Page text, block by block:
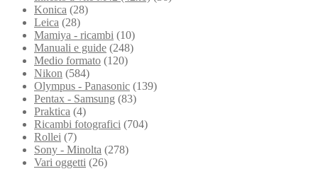
Konica (28)
Leica (28)
Mamiya - ricambi (10)
Manuali e guide (248)
Medio formato (120)
Nikon (584)
Olympus - Panasonic (139)
Pentax - Samsung (83)
Praktica (4)
Ricambi fotografici (704)
Rollei (7)
Sony - Minolta (278)
Vari oggetti (26)